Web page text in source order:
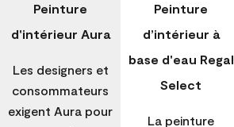
Peinture
d'intérieur Aura
Les designers et
consommateurs
exigent Aura pour
Peinture
d’intérieur à
base d'eau Regal
Select
La peinture